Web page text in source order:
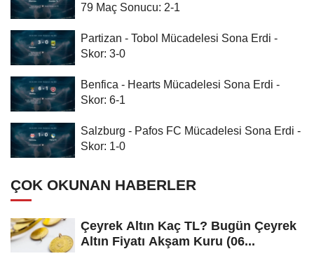
79 Maç Sonucu: 2-1
Partizan - Tobol Mücadelesi Sona Erdi -
Skor: 3-0
Benfica - Hearts Mücadelesi Sona Erdi -
Skor: 6-1
Salzburg - Pafos FC Mücadelesi Sona Erdi -
Skor: 1-0
ÇOK OKUNAN HABERLER
Çeyrek Altın Kaç TL? Bugün Çeyrek
Altın Fiyatı Akşam Kuru (06...